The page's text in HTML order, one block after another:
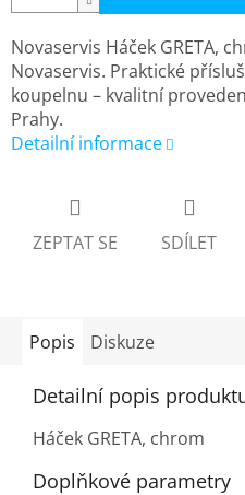
Novaservis Háček GRETA,
Novaservis. Praktické
koupelnu – kvalitní
Prahy.
Detailní informace
ZEPTAT SE SDÍLET
Popis Diskuze
Detailní popis
Háček GRETA, chrom
Doplňkové parametry